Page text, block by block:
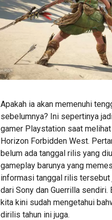
Apakah ia akan memenuhi
sebelumnya? Ini sepertinya
gamer Playstation saat
Horizon Forbidden West.
belum ada tanggal rilis yang
gameplay barunya yang
informasi tanggal rilis
dari Sony dan Guerrilla sendiri.
kita kini sudah mengetahui
dirilis tahun ini juga.